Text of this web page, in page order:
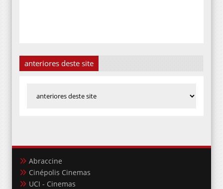
anteriores deste site
Abraccine
Cinépolis Cinemas
UCI - Cinemas